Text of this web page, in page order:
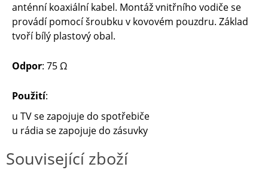
anténní koaxiální kabel. Montáž vnitřního vodiče se
provádí pomocí šroubku v kovovém pouzdru. Základ
tvoří bílý plastový obal.
Odpor: 75 Ω
Použití:
u TV se zapojuje do spotřebiče
u rádia se zapojuje do zásuvky
Související zboží